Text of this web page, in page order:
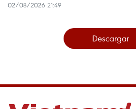
02/08/2026 21:49
Descargar